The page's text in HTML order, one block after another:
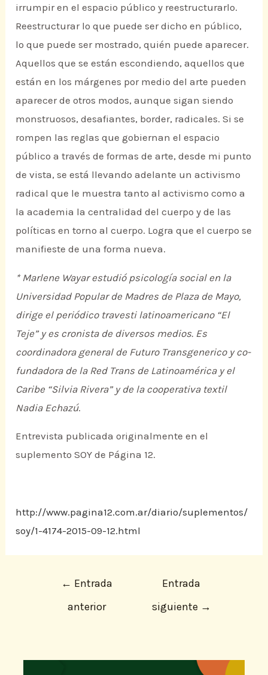
irrumpir en el espacio público y reestructurarlo.
Reestructurar lo que puede ser dicho en público,
lo que puede ser mostrado, quién puede aparecer.
Aquellos que se están escondiendo, aquellos que
están en los márgenes por medio del arte pueden
aparecer de otros modos, aunque sigan siendo
monstruosos, desafiantes, border, radicales. Si se
rompen las reglas que gobiernan el espacio
público a través de formas de arte, desde mi punto
de vista, se está llevando adelante un activismo
radical que le muestra tanto al activismo como a
la academia la centralidad del cuerpo y de las
políticas en torno al cuerpo. Logra que el cuerpo se
manifieste de una forma nueva.
* Marlene Wayar estudió psicología social en la
Universidad Popular de Madres de Plaza de Mayo,
dirige el periódico travesti latinoamericano “El
Teje” y es cronista de diversos medios. Es
coordinadora general de Futuro Transgenerico y co-
fundadora de la Red Trans de Latinoamérica y el
Caribe “Silvia Rivera” y de la cooperativa textil
Nadia Echazú.
Entrevista publicada originalmente en el
suplemento SOY de Página 12.
http://www.pagina12.com.ar/diario/suplementos/
soy/1-4174-2015-09-12.html
← Entrada
anterior
Entrada
siguiente →